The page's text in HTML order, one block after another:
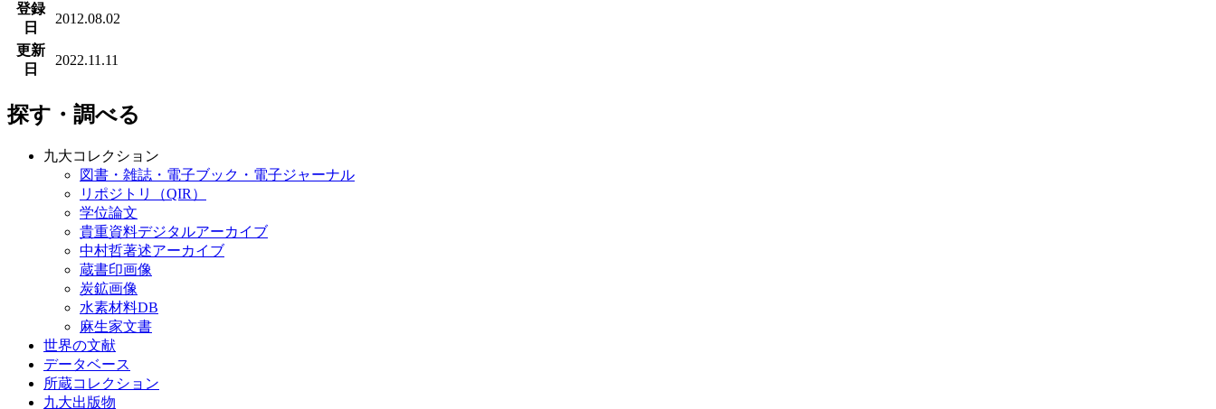
登録
日
2012.08.02
更新
日
2022.11.11
探す・調べる
九大コレクション
図書・雑誌・電子ブック・電子ジャーナル
リポジトリ（QIR）
学位論文
貴重資料デジタルアーカイブ
中村哲著述アーカイブ
蔵書印画像
炭鉱画像
水素材料DB
麻生家文書
世界の文献
データベース
所蔵コレクション
九大出版物